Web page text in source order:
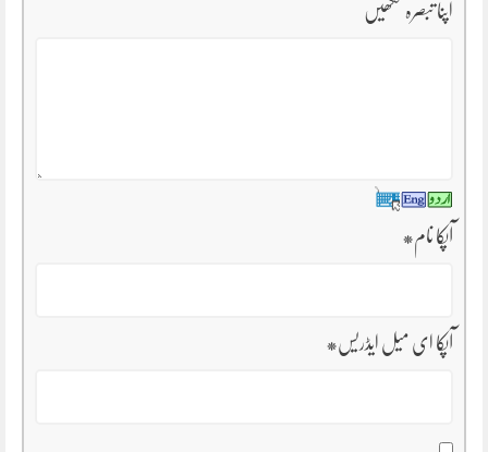
اپنا تبصرہ لکھیں
آپکا نام*
آپکا ای میل ایڈریس*